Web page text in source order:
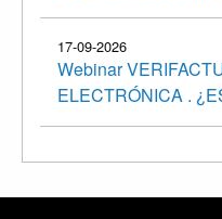
17-09-2026
Webinar
ELECTRÓNICA .